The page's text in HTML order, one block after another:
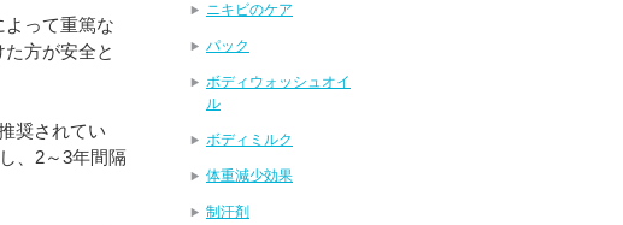
って重篤な
方が安全と
奨されてい
、2～3年間隔
ニキビのケア
パック
ボディウォッシュオイ
ル
ボディミルク
体重減少効果
制汗剤